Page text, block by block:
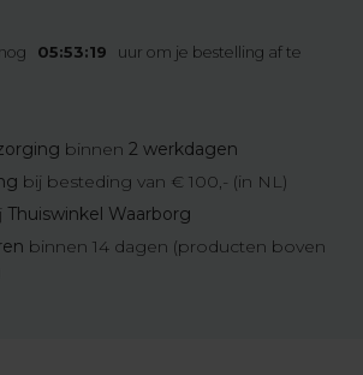
05:53:19
uur om je bestelling af te
binnen 2 werkdagen
bij besteding van € 100,- (in NL)
Thuiswinkel Waarborg
binnen 14 dagen (producten boven